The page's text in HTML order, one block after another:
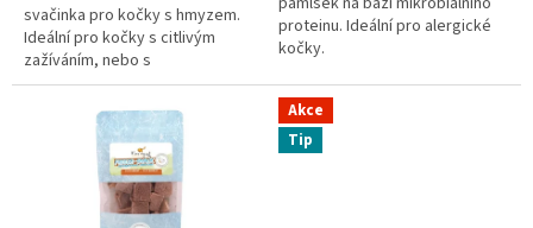
svačinka pro kočky s hmyzem.
Ideální pro kočky s citlivým
zažíváním, nebo s
potravinovými alergiemi. Bez
umělých přísad.
proteinu. Ideální pro alergické
kočky.
Akce
Tip